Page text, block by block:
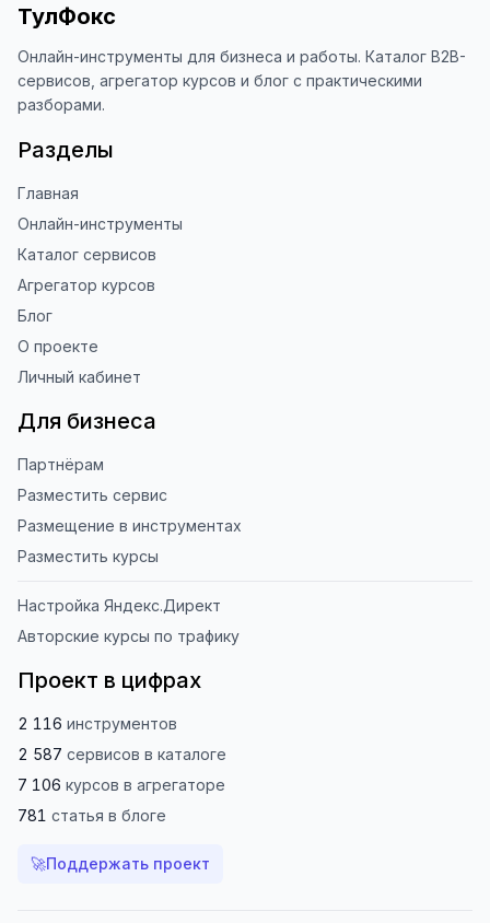
ТулФокс
Онлайн-инструменты для бизнеса и работы. Каталог B2B-
сервисов, агрегатор курсов и блог с практическими
разборами.
Разделы
Главная
Онлайн-инструменты
Каталог сервисов
Агрегатор курсов
Блог
О проекте
Личный кабинет
Для бизнеса
Партнёрам
Разместить сервис
Размещение в инструментах
Разместить курсы
Настройка Яндекс.Директ
Авторские курсы по трафику
Проект в цифрах
2 116 инструментов
2 587 сервисов в каталоге
7 106 курсов в агрегаторе
781 статья в блоге
🚀Поддержать проект